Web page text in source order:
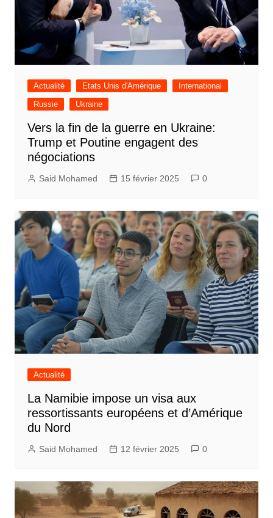
Actualité Etats Unis d'Amérique
International
Russie
Ukraine
Vers la fin de la guerre en Ukraine:
Trump et Poutine engagent des
négociations
Said Mohamed 15 février 2025 0
Actualité
La Namibie impose un visa aux
ressortissants européens et d’Amérique
du Nord
Said Mohamed 12 février 2025 0